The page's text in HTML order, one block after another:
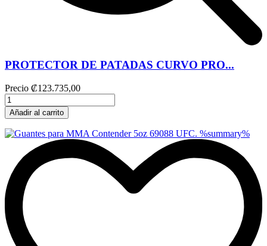
PROTECTOR DE PATADAS CURVO PRO...
Precio ₡123.735,00
Añadir al carrito